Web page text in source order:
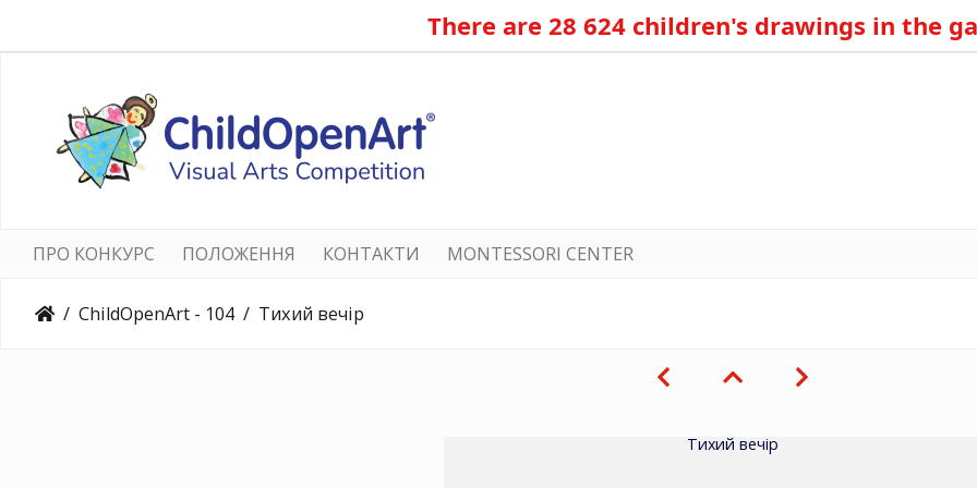
There are 28 624 children's drawings in the
ПРО КОНКУРС ПОЛОЖЕННЯ КОНТАКТИ MONTESSORI CENTER
ChildOpenArt - 104 Тихий вечір
Тихий вечір